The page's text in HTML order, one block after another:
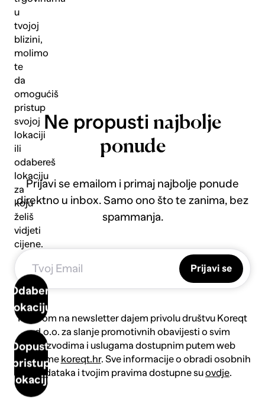
u
tvojoj
blizini,
molimo
te
da
omogućiš
pristup
svojoj
lokaciji
ili
odabereš
lokaciju
za
koju
želiš
vidjeti
cijene.
Odaberi
lokaciju
Dopusti
pristup
lokaciji
Ne propusti najbolje
ponude
Prijavi se emailom i primaj najbolje ponude
direktno u inbox. Samo ono što te zanima, bez
spammanja.
Prijavi se
Prijavom na newsletter dajem privolu društvu Koreqt
d.o.o. za slanje promotivnih obavijesti o svim
proizvodima i uslugama dostupnim putem web
platforme koreqt.hr. Sve informacije o obradi osobnih
podataka i tvojim pravima dostupne suovdje.